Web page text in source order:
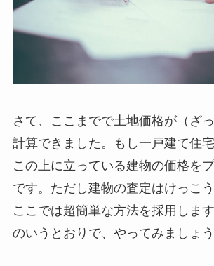
さて、ここまでで土地価格が（ざっ
計算できました。もし一戸建て住
この上に立っている建物の価格を
です。ただし建物の査定はけっこう
ここでは超簡単な方法を採用しま
のいうとおりで、やってみましょう